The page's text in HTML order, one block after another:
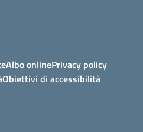
Albo onlinePrivacy policy
Obiettivi di accessibilità